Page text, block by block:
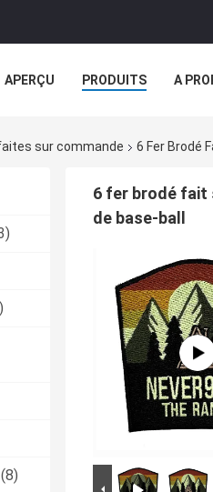
APERÇU PRODUITS A
sur commande 6 Fer Brodé
(8)
6 fer brodé fait
de base-ball